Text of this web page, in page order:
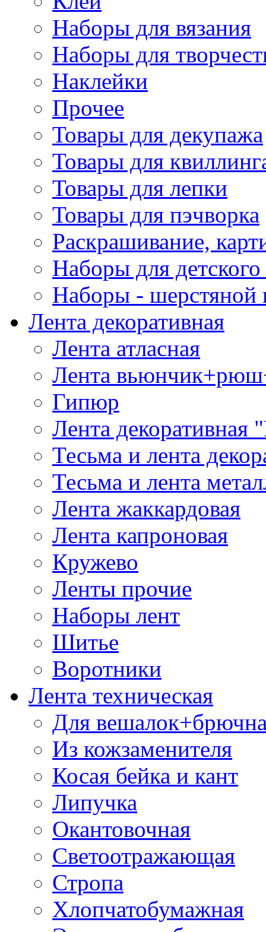
Наборы для вязания
Наборы для
Наклейки
Прочее
Товары для декупажа
Товары для
Товары для лепки
Товары для пэчворка
Раскрашивание,
Наборы для
Наборы - шерстяной
Лента декоративная
Лента атласная
Лента
Гипюр
Лента декоративная
Тесьма и лента
Тесьма и лента
Лента жаккардовая
Лента капроновая
Кружево
Ленты прочие
Наборы лент
Шитье
Воротники
Лента техническая
Для
Из кожзаменителя
Косая бейка и кант
Липучка
Окантовочная
Светоотражающая
Стропа
Хлопчатобумажная